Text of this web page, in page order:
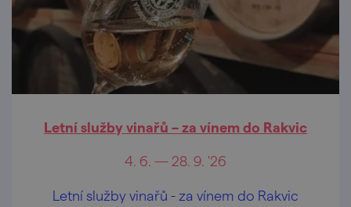
Letní služby vinařů – za vínem do Rakvic
4. 6. — 28. 9. '26
Letní služby vinařů - za vínem do Rakvic